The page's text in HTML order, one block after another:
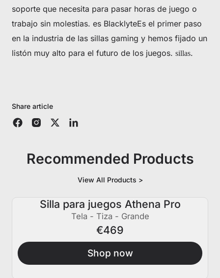
soporte que necesita para pasar horas de juego o
trabajo sin molestias. es BlacklyteEs el primer paso
en la industria de las sillas gaming y hemos fijado un
listón muy alto para el futuro de los juegos. sillas.
Share article
Recommended Products
View All Products >
Silla para juegos Athena Pro
Tela - Tiza - Grande
€469
Shop now